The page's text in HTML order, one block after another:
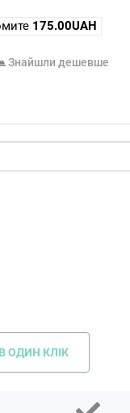
175.00UAH
Знайшли дешевше
ОДИН КЛІК